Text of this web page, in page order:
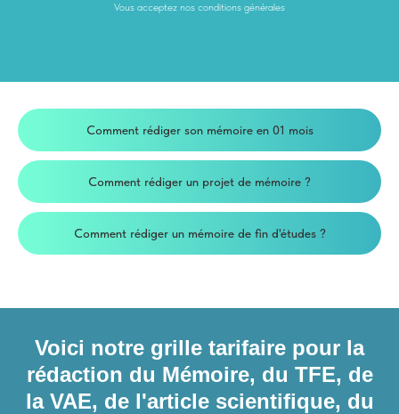
Vous acceptez nos conditions générales
Comment rédiger son mémoire en 01 mois
Comment rédiger un projet de mémoire ?
Comment rédiger un mémoire de fin d'études ?
Voici notre grille tarifaire pour la
rédaction du Mémoire, du TFE, de
la VAE, de l'article scientifique, du